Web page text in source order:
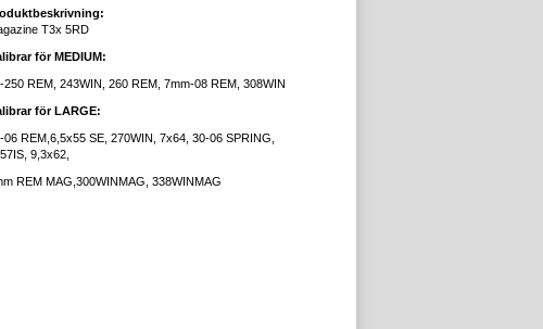
T3x 5RD
för MEDIUM:
250 REM, 243WIN, 260 REM, 7mm-08 REM, 308WIN
för LARGE:
06 REM,6,5x55 SE, 270WIN, 7x64, 30-06 SPRING,
9,3x62,
REM MAG,300WINMAG, 338WINMAG